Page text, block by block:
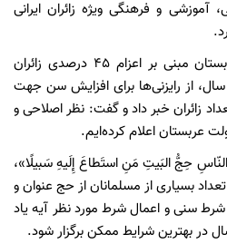
آموزشی و فرهنگی ویژه زائران ایرانی
وی با اشاره به سهمیه‌بندی عربستان مبنی بر اعزام 45 درصدی زائران
ایرانی و اعلام شرط سنی زیر 65 سال، از رایزنی‌ها برای افزایش سن جهت
زائران خبر داد و گفت: نظر اصلاحی و
عربستان اعلام کرده‌ایم.
حِجُّ البَیتِ مَنِ استَطاعَ إِلَیهِ سَبیلًا»،
بسیاری از مسلمانان از حج عنوان و
شرط سنی و اعمال شرط مورد نظر آیه یاد
در بهترین شرایط ممکن برگزار شود.